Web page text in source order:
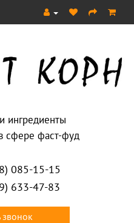
ингредиенты
сфере фаст-фуд
085-15-15
633-47-83
звонок